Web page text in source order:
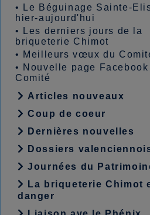
•
Le Béguinage Sainte-
hier-aujourd'hui
•
Les derniers jours de la
briqueterie Chimot
• Meilleurs vœux du
• Nouvelle page Facebook
Comité
Articles nouveaux
Coup de coeur
Dernières nouvelles
Dossiers
Journées du
La briqueterie Chimot
danger